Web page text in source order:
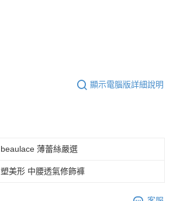
顯示電腦版詳細說明
beaulace 薄蕾絲嚴選
塑美形 中腰透氣修飾褲